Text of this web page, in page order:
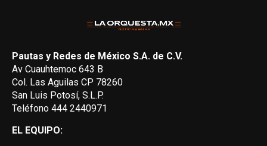
Pautas y Redes de México S.A. de C.V.
Av Cuauhtemoc 643 B
Col. Las Aguilas CP 78260
San Luis Potosí, S.L.P.
Teléfono 444 2440971
EL EQUIPO: